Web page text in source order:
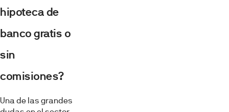
hipoteca de
banco gratis o
sin
comisiones?
Una de las grandes